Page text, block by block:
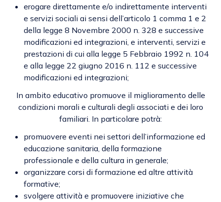
erogare direttamente e/o indirettamente interventi
e servizi sociali ai sensi dell’articolo 1 comma 1 e 2
della legge 8 Novembre 2000 n. 328 e successive
modificazioni ed integrazioni, e interventi, servizi e
prestazioni di cui alla legge 5 Febbraio 1992 n. 104
e alla legge 22 giugno 2016 n. 112 e successive
modificazioni ed integrazioni;
In ambito educativo promuove il miglioramento delle
condizioni morali e culturali degli associati e dei loro
familiari. In particolare potrà:
promuovere eventi nei settori dell’informazione ed
educazione sanitaria, della formazione
professionale e della cultura in generale;
organizzare corsi di formazione ed altre attività
formative;
svolgere attività e promuovere iniziative che